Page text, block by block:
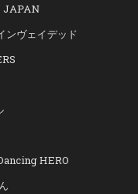
JAPAN
ンヴェイデッド
HERO